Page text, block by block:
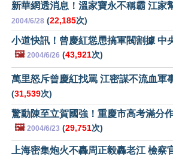
新華網透消息！溫家寶永不稱霸 江家
2004/6/28 (22,185次)
小道快訊！曾慶紅慫恿搞軍閥割據 中
🖼️ 2004/6/26 (43,921次)
萬里怒斥曾慶紅找罵 江密謀不流血軍
(31,539次)
驚動陳至立賀國強！重慶市高考滿分
🖼️ 2004/6/23 (29,751次)
上海密集炮火不轟周正毅轟老江 檢察